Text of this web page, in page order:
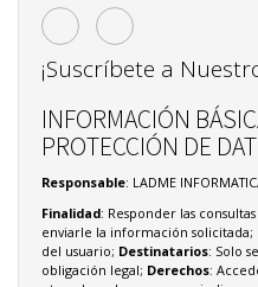
¡Suscríbete a
INFORMACIÓN
PROTECCIÓN DE
Responsable: LADME
Finalidad: Responder las
enviarle la información solicitada;
del usuario; Destinatarios: Solo
obligación legal; Derechos: